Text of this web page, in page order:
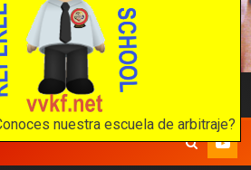
nuestra escuela de arbitraje?
karate en internet
reforzar la independencia arbitral